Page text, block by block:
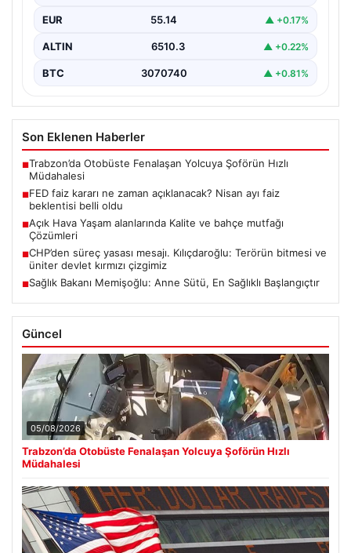
EUR 55.14 ▲ +0.17%
ALTIN 6510.3 ▲ +0.22%
BTC 3070740 ▲ +0.81%
Son Eklenen Haberler
■Trabzon’da Otobüste Fenalaşan Yolcuya Şoförün Hızlı
Müdahalesi
■FED faiz kararı ne zaman açıklanacak? Nisan ayı faiz
beklentisi belli oldu
■Açık Hava Yaşam alanlarında Kalite ve bahçe mutfağı
Çözümleri
■CHP’den süreç yasası mesajı. Kılıçdaroğlu: Terörün bitmesi ve
üniter devlet kırmızı çizgimiz
■Sağlık Bakanı Memişoğlu: Anne Sütü, En Sağlıklı Başlangıçtır
Güncel
05/08/2026
Trabzon’da Otobüste Fenalaşan Yolcuya Şoförün Hızlı
Müdahalesi